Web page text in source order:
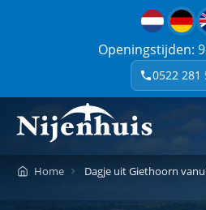
Openingstijden:
0522 281
Home Dagje uit Giethoorn